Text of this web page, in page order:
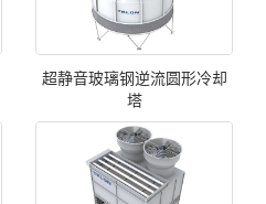
超静音玻璃钢逆流圆形冷却
塔